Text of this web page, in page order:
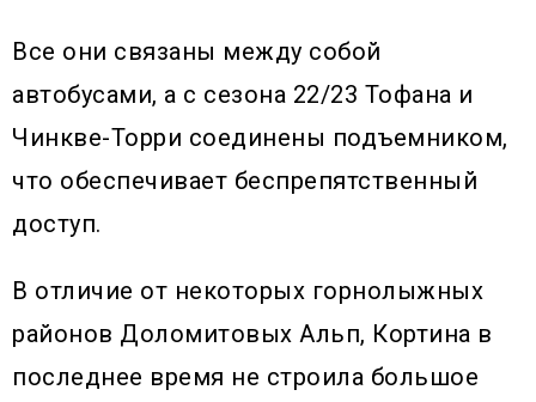
Все они связаны между собой
автобусами, а с сезона 22/23 Тофана и
Чинкве-Торри соединены подъемником,
что обеспечивает беспрепятственный
доступ.
В отличие от некоторых горнолыжных
районов Доломитовых Альп, Кортина в
последнее время не строила большое